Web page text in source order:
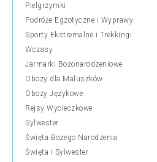
Pielgrzymki
Podróże Egzotyczne i Wyprawy
Sporty Ekstremalne i Trekkingi
Wczasy
Jarmarki Bożonarodzeniowe
Obozy dla Maluszków
Obozy Językowe
Rejsy Wycieczkowe
Sylwester
Święta Bożego Narodzenia
Święta i Sylwester